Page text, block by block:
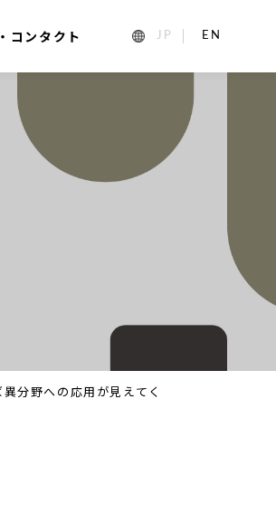
コンタクト 1_ja 2_en_US
分野への応用が見えてく